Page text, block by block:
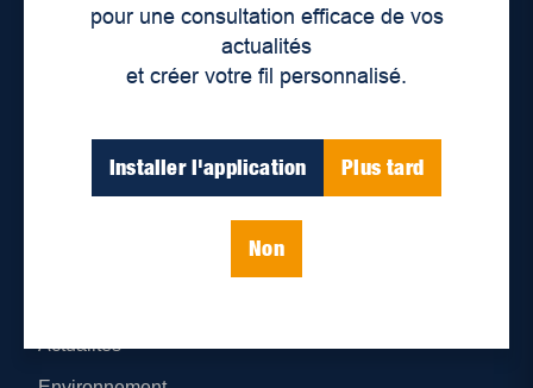
pour une consultation efficace de vos
actualités
et créer votre fil personnalisé.
Installer l'application Plus tard
Non
Devenir partenaire
Lieux de distribution
Nous joindre
Parutions numériques
Actualités